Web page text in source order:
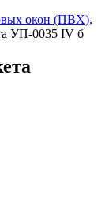
окон (ПВХ),
УП-0035 IV б